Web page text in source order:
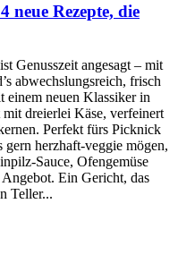
neue Rezepte, die
Genusszeit angesagt – mit
abwechslungsreich, frisch
einem neuen Klassiker in
dreierlei Käse, verfeinert
Perfekt fürs Picknick
gern herzhaft-veggie mögen,
Sauce, Ofengemüse
Ein Gericht, das
Teller...